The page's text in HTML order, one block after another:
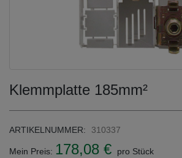
Klemmplatte 185mm²
ARTIKELNUMMER: 310337
Mein Preis: 178,08 € pro Stück